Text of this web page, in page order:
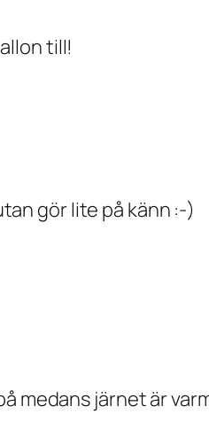
till!
gör lite på känn :-)
medans järnet är